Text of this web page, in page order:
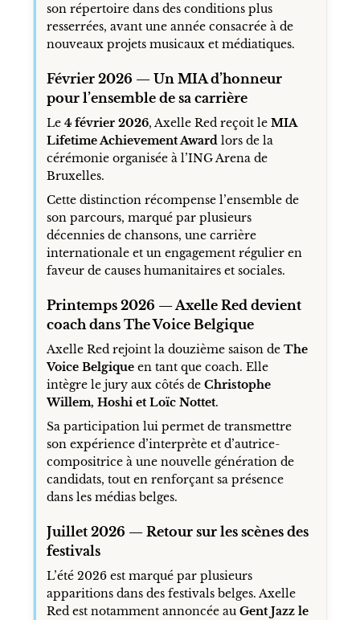
son répertoire dans des conditions plus
resserrées, avant une année consacrée à de
nouveaux projets musicaux et médiatiques.
Février 2026 — Un MIA d’honneur
pour l’ensemble de sa carrière
Le 4 février 2026, Axelle Red reçoit le MIA
Lifetime Achievement Awardlors de la
cérémonie organisée à l’ING Arena de
Bruxelles.
Cette distinction récompense l’ensemble de
son parcours, marqué par plusieurs
décennies de chansons, une carrière
internationale et un engagement régulier en
faveur de causes humanitaires et sociales.
Printemps 2026 — Axelle Red devient
coach dans The Voice Belgique
Axelle Red rejoint la douzième saison de The
Voice Belgiqueen tant que coach. Elle
intègre le jury aux côtés de Christophe
Willem, Hoshi et Loïc Nottet.
Sa participation lui permet de transmettre
son expérience d’interprète et d’autrice-
compositrice à une nouvelle génération de
candidats, tout en renforçant sa présence
dans les médias belges.
Juillet 2026 — Retour sur les scènes des
festivals
L’été 2026 est marqué par plusieurs
apparitions dans des festivals belges. Axelle
Red est notamment annoncée au Gent Jazz le